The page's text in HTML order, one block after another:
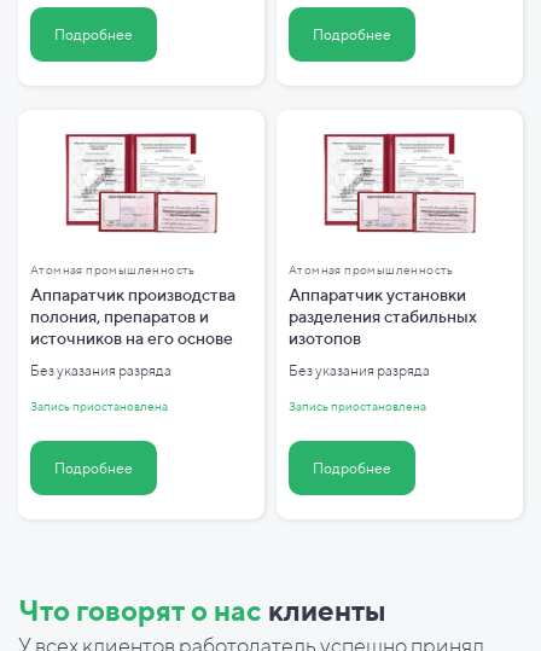
Подробнее Подробнее
Атомная промышленность
Аппаратчик производства
полония, препаратов и
источников на его основе
Без указания разряда
Запись приостановлена
Подробнее
Атомная промышленность
Аппаратчик установки
разделения стабильных
изотопов
Без указания разряда
Запись приостановлена
Подробнее
Что говорят о нас клиенты
У всех клиентов работодатель успешно принял